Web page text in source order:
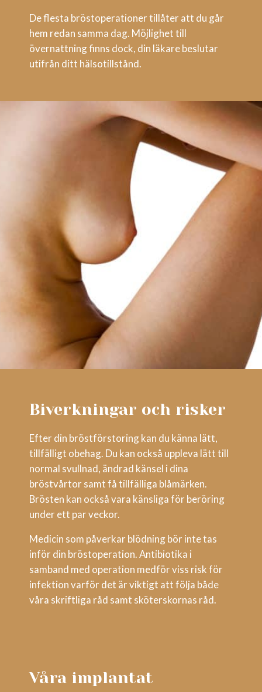
De flesta bröstoperationer tillåter att du går
hem redan samma dag. Möjlighet till
övernattning finns dock, din läkare beslutar
utifrån ditt hälsotillstånd.
Biverkningar och risker
Efter din bröstförstoring kan du känna lätt,
tillfälligt obehag. Du kan också uppleva lätt till
normal svullnad, ändrad känsel i dina
bröstvårtor samt få tillfälliga blåmärken.
Brösten kan också vara känsliga för beröring
under ett par veckor.
Medicin som påverkar blödning bör inte tas
inför din bröstoperation. Antibiotika i
samband med operation medför viss risk för
infektion varför det är viktigt att följa både
våra skriftliga råd samt sköterskornas råd.
Våra implantat